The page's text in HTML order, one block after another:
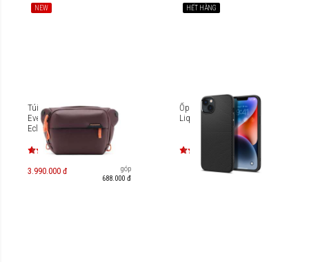
NEW
Túi đeo Peak Design
Everyday Sling 3L V3 -
Eclipse [PD-BEDS-3-EP-3]
3.990.000 đ
Trả góp
688.000 đ
HẾT HÀNG
Ốp lưng iPhone 14 Spigen
Liquid Air